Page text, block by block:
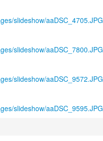
slideshow/aaDSC_4705.JPG
slideshow/aaDSC_7800.JPG
slideshow/aaDSC_9572.JPG
slideshow/aaDSC_9595.JPG